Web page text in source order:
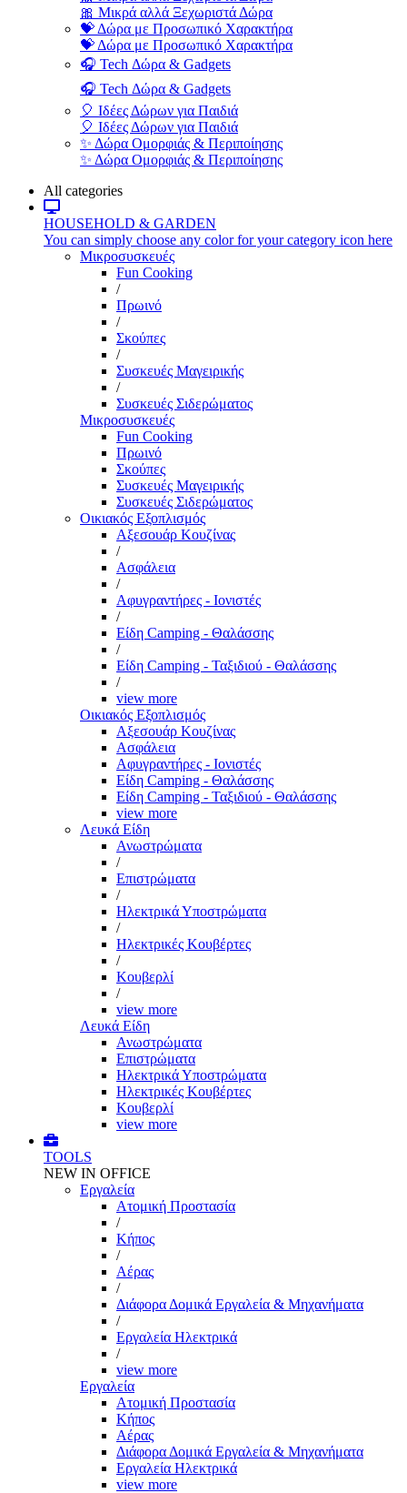
🎀 Μικρά αλλά Ξεχωριστά Δώρα
💝 Δώρα με Προσωπικό Χαρακτήρα
💝 Δώρα με Προσωπικό Χαρακτήρα
🎧 Tech Δώρα & Gadgets
🎧 Tech Δώρα & Gadgets
🎈 Ιδέες Δώρων για Παιδιά
🎈 Ιδέες Δώρων για Παιδιά
✨ Δώρα Ομορφιάς & Περιποίησης
✨ Δώρα Ομορφιάς & Περιποίησης
All categories
HOUSEHOLD & GARDEN
You can simply choose any color for your category icon here
Μικροσυσκευές
Fun Cooking
/
Πρωινό
/
Σκούπες
/
Συσκευές Μαγειρικής
/
Συσκευές Σιδερώματος
Μικροσυσκευές
Fun Cooking
Πρωινό
Σκούπες
Συσκευές Μαγειρικής
Συσκευές Σιδερώματος
Οικιακός Εξοπλισμός
Αξεσουάρ Κουζίνας
/
Ασφάλεια
/
Αφυγραντήρες - Ιονιστές
/
Είδη Camping - Θαλάσσης
/
Είδη Camping - Ταξιδιού - Θαλάσσης
/
view more
Οικιακός Εξοπλισμός
Αξεσουάρ Κουζίνας
Ασφάλεια
Αφυγραντήρες - Ιονιστές
Είδη Camping - Θαλάσσης
Είδη Camping - Ταξιδιού - Θαλάσσης
view more
Λευκά Είδη
Ανωστρώματα
/
Επιστρώματα
/
Ηλεκτρικά Υποστρώματα
/
Ηλεκτρικές Κουβέρτες
/
Κουβερλί
/
view more
Λευκά Είδη
Ανωστρώματα
Επιστρώματα
Ηλεκτρικά Υποστρώματα
Ηλεκτρικές Κουβέρτες
Κουβερλί
view more
TOOLS
NEW IN OFFICE
Εργαλεία
Aτομική Προστασία
/
Kήπος
/
Αέρας
/
Διάφορα Δομικά Εργαλεία & Μηχανήματα
/
Εργαλεία Ηλεκτρικά
/
view more
Εργαλεία
Aτομική Προστασία
Kήπος
Αέρας
Διάφορα Δομικά Εργαλεία & Μηχανήματα
Εργαλεία Ηλεκτρικά
view more